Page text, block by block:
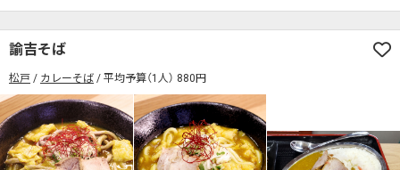
諭吉そば
松戸 カレーそば 平均予算（1人） 880円